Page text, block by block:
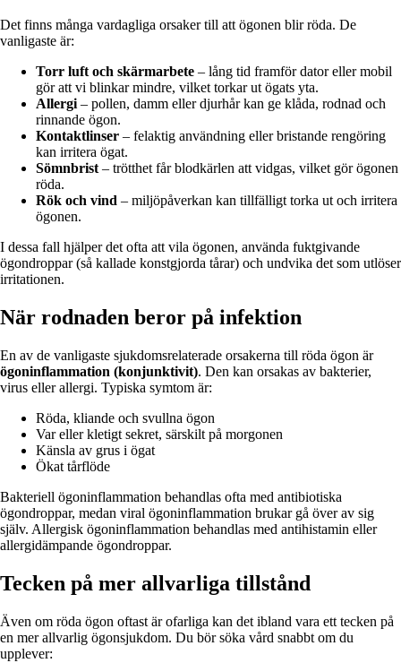
Det finns många vardagliga orsaker till att ögonen blir röda. De
vanligaste är:
Torr luft och skärmarbete – lång tid framför dator eller mobil
gör att vi blinkar mindre, vilket torkar ut ögats yta.
Allergi– pollen, damm eller djurhår kan ge klåda, rodnad och
rinnande ögon.
Kontaktlinser – felaktig användning eller bristande rengöring
kan irritera ögat.
Sömnbrist– trötthet får blodkärlen att vidgas, vilket gör ögonen
röda.
Rök och vind – miljöpåverkan kan tillfälligt torka ut och irritera
ögonen.
I dessa fall hjälper det ofta att vila ögonen, använda fuktgivande
ögondroppar (så kallade konstgjorda tårar) och undvika det som utlöser
irritationen.
När rodnaden beror på infektion
En av de vanligaste sjukdomsrelaterade orsakerna till röda ögon är
ögoninflammation (konjunktivit). Den kan orsakas av bakterier,
virus eller allergi. Typiska symtom är:
Röda, kliande och svullna ögon
Var eller kletigt sekret, särskilt på morgonen
Känsla av grus i ögat
Ökat tårflöde
Bakteriell ögoninflammation behandlas ofta med antibiotiska
ögondroppar, medan viral ögoninflammation brukar gå över av sig
själv. Allergisk ögoninflammation behandlas med antihistamin eller
allergidämpande ögondroppar.
Tecken på mer allvarliga tillstånd
Även om röda ögon oftast är ofarliga kan det ibland vara ett tecken på
en mer allvarlig ögonsjukdom. Du bör söka vård snabbt om du
upplever: